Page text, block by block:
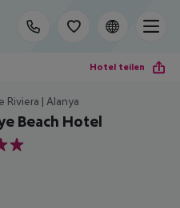
Hotel teilen
Riviera | Alanya
Beach Hotel